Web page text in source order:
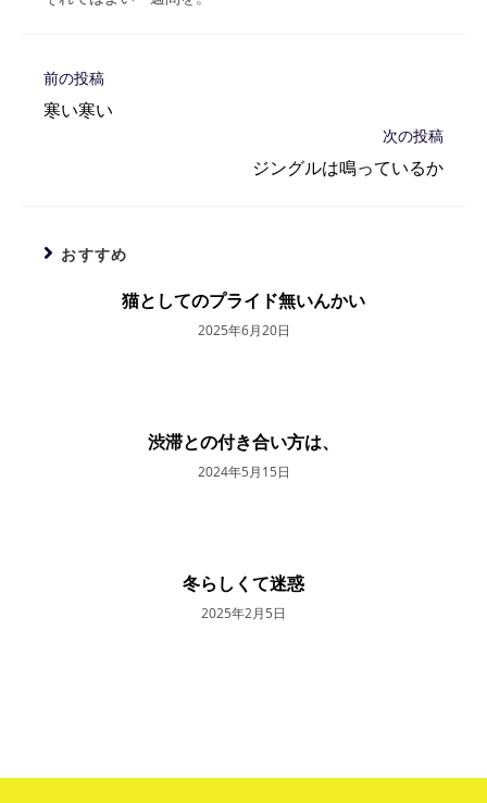
そ
の
他
む
前の投稿
寒い寒い
次の投稿
ジングルは鳴っているか
おすすめ
猫としてのプライド無いんかい
2025年6月20日
渋滞との付き合い方は、
2024年5月15日
冬らしくて迷惑
2025年2月5日